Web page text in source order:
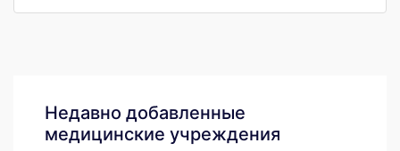
Недавно добавленные
медицинские учреждения